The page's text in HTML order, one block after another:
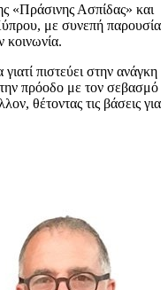
«Πράσινης Ασπίδας» και
με συνεπή παρουσία
κοινωνία.
πιστεύει στην ανάγκη
πρόοδο με τον σεβασμό
θέτοντας τις βάσεις για